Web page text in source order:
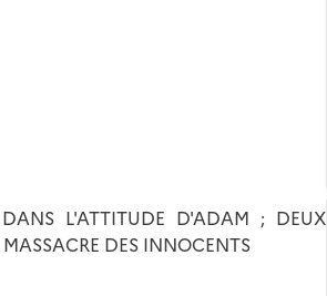
L'ATTITUDE D'ADAM ; DEUX
DES INNOCENTS